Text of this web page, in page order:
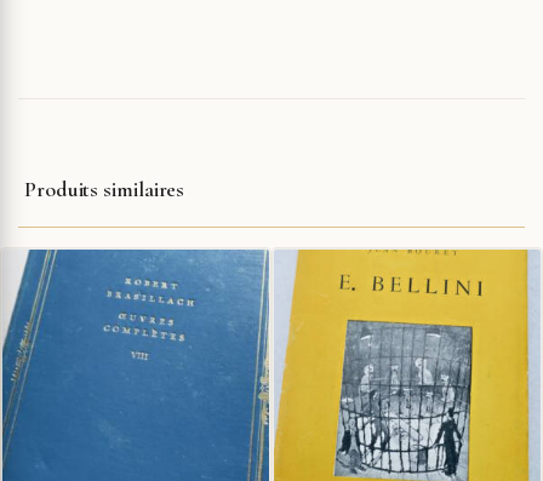
Produits similaires